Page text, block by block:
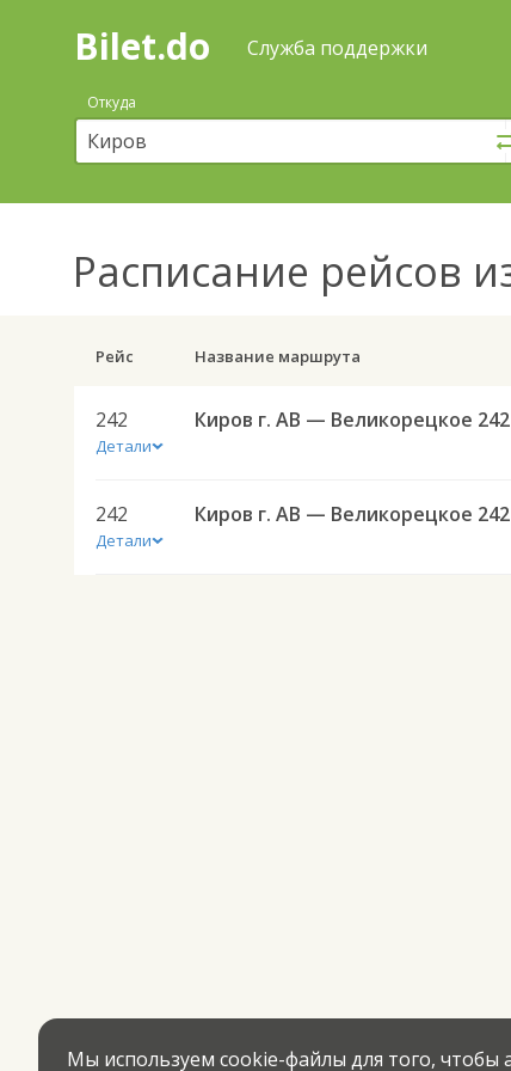
Поиск
покупка
билетов
автобус
онлайн
Bilet.do Служба поддержки
Откуда
Расписание рейсов
Рейс Название маршрута
242
Детали
Киров г. АВ — Великорецкое 242
242
Детали
Киров г. АВ — Великорецкое 242
Мы используем cookie-файлы для того,